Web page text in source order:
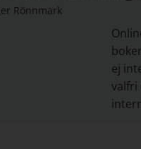
Rönnmark
ej
valfri